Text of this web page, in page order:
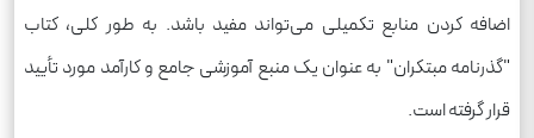
اضافه کردن منابع تکمیلی می‌تواند مفید باشد. به طور کلی، کتاب
"گذرنامه مبتکران" به عنوان یک منبع آموزشی جامع و کارآمد مورد تأیید
قرار گرفته است.